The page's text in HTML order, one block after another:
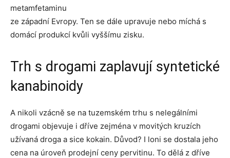
metamfetaminu
ze západní Evropy. Ten se dále upravuje nebo míchá s
domácí produkcí kvůli vyššímu zisku.
Trh s drogami zaplavují syntetické
kanabinoidy
A nikoli vzácně se na tuzemském trhu s nelegálními
drogami objevuje i dříve zejména v movitých kruzích
užívaná droga a sice kokain. Důvod? I loni se dostala jeho
cena na úroveň prodejní ceny pervitinu. To dělá z dříve